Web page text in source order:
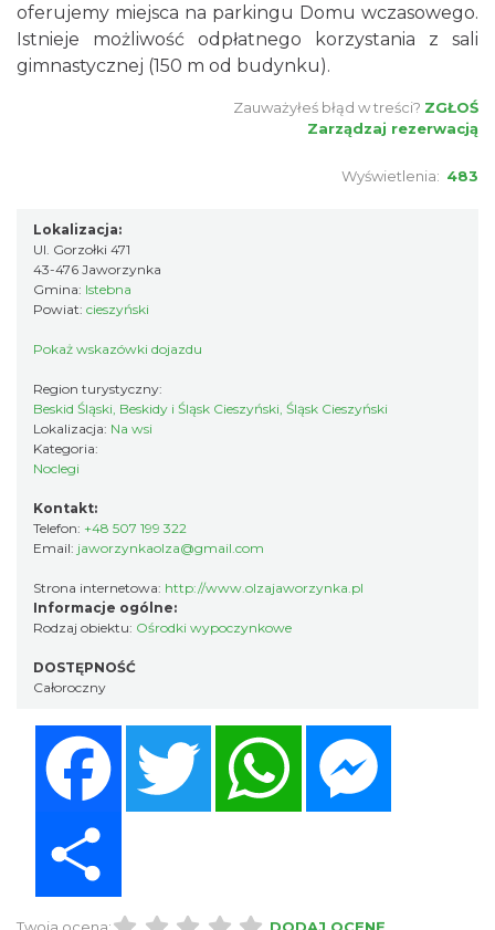
oferujemy miejsca na parkingu Domu wczasowego.
Istnieje możliwość odpłatnego korzystania z sali
gimnastycznej (150 m od budynku).
Zauważyłeś błąd w treści? ZGŁOŚ
Zarządzaj rezerwacją
Wyświetlenia: 483
Lokalizacja:
Ul. Gorzołki 471
43-476 Jaworzynka
Gmina: Istebna
Powiat: cieszyński
Pokaż wskazówki dojazdu
Region turystyczny:
Beskid Śląski, Beskidy i Śląsk Cieszyński, Śląsk Cieszyński
Lokalizacja: Na wsi
Kategoria:
Noclegi
Kontakt:
Telefon: +48 507 199 322
Email: jaworzynkaolza@gmail.com
Strona internetowa: http://www.olzajaworzynka.pl
Informacje ogólne:
Rodzaj obiektu: Ośrodki wypoczynkowe
DOSTĘPNOŚĆ
Całoroczny
Twitter WhatsApp